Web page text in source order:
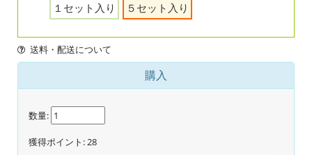
１セット入り
５セット入り
送料・配送について
購入
数量:
獲得ポイント:28